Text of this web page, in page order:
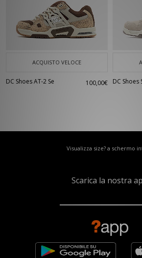
ACQUISTO VELOCE
DC Shoes AT-2 Se 100,00€ DC Shoes
Visualizza size? a schermo
Scarica la nostra